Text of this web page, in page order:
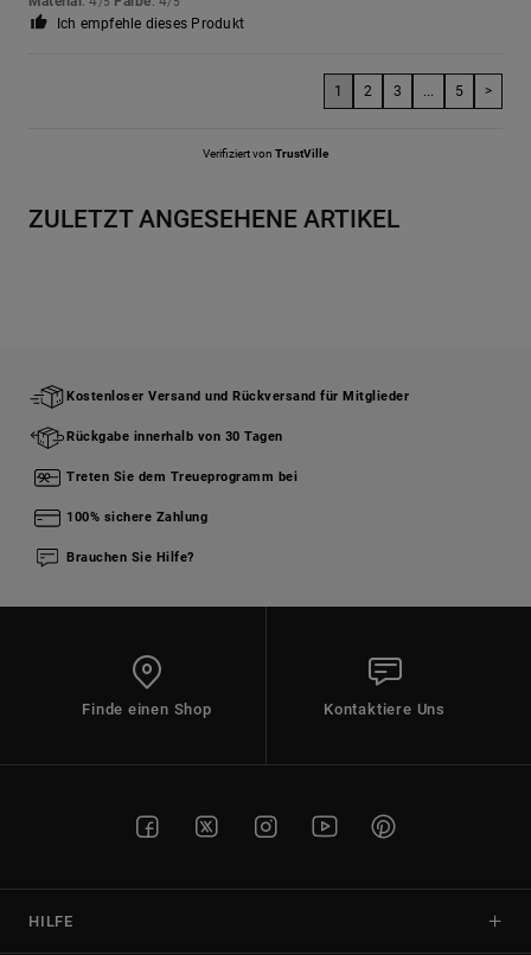
Ich empfehle dieses Produkt
1 2 3 ... 5 >
Verifiziert von TrustVille
ZULETZT ANGESEHENE ARTIKEL
Kostenloser Versand und Rückversand für Mitglieder
Rückgabe innerhalb von 30 Tagen
Treten Sie dem Treueprogramm bei
100% sichere Zahlung
Brauchen Sie Hilfe?
Finde einen Shop Kontaktiere Uns
HILFE